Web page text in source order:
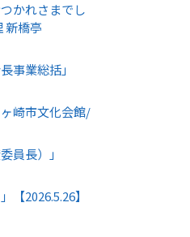
かれさまでし
新橋亭
事業総括」
崎市文化会館/
員長）」
【2026.5.26】